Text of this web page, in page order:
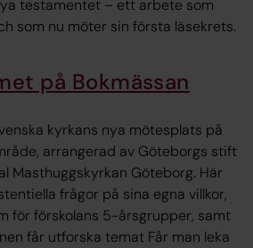
testamentet – ett arbete som
som nu möter sin första läsekrets.
på Bokmässan
kyrkans nya mötesplats på
arrangerad av Göteborgs stift
Masthuggskyrkan Göteborg. Här
frågor på sina egna villkor,
för förskolans 5-årsgrupper, samt
får utforska temat Får man leka